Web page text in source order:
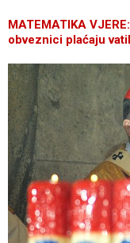
MATEMATIKA
obveznici plaćaju